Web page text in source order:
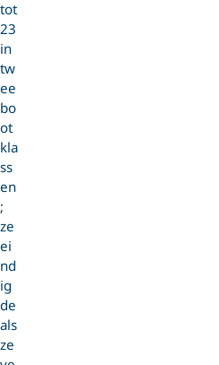
tot
23
in
tw
ee
bo
ot
kla
ss
en
;
ze
ei
nd
ig
de
als
ze